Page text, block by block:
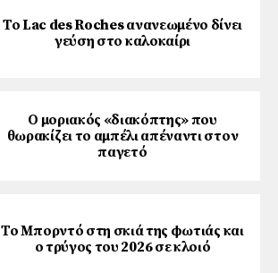
Το Lac des Roches ανανεωμένο δίνει
γεύση στο καλοκαίρι
Ο μοριακός «διακόπτης» που
θωρακίζει το αμπέλι απέναντι στον
παγετό
Το Μπορντό στη σκιά της φωτιάς και
ο τρύγος του 2026 σε κλοιό